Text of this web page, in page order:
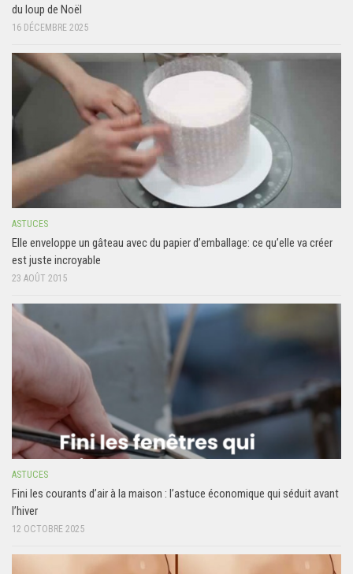
du loup de Noël
16 DÉCEMBRE 2025
ASTUCES
Elle enveloppe un gâteau avec du papier d’emballage: ce qu’elle va créer
est juste incroyable
23 AOÛT 2015
ASTUCES
Fini les courants d’air à la maison : l’astuce économique qui séduit avant
l’hiver
12 OCTOBRE 2025